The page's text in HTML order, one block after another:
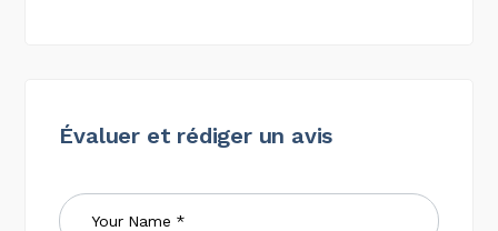
Évaluer et rédiger un avis